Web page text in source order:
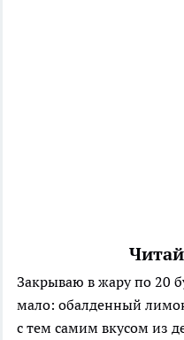
Закрываю в жару по 20
мало: обалденный
с тем самим вкусом из